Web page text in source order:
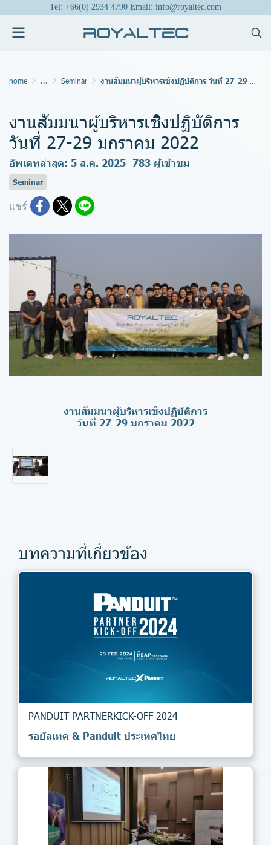
Tel: +66(0) 2934 4790 Email: info@royaltec.com
home ... Seminar งานสัมมนาผู้บริหารเชิงปฏิบัติการ วันที่ 27-29 มกราคม 2022
งานสัมมนาผู้บริหารเชิงปฏิบัติการ
วันที่ 27-29 มกราคม 2022
อัพเดทล่าสุด: 5 ส.ค. 2025 783 ผู้เข้าชม
Seminar
แชร์
งานสัมมนาผู้บริหารเชิงปฏิบัติการ
วันที่ 27-29 มกราคม 2022
บทความที่เกี่ยวข้อง
PANDUIT PARTNERKICK-OFF 2024
รอยัลเทค & Panduit ประเทศไทย